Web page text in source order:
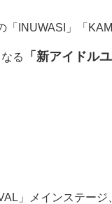
INUWASI」「
る 「新アイドル
」メインステージ